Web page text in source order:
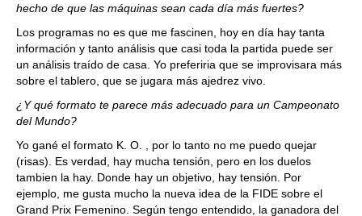
hecho de que las máquinas sean cada día más fuertes?
Los programas no es que me fascinen, hoy en día hay tanta
información y tanto análisis que casi toda la partida puede ser
un análisis traído de casa. Yo preferiria que se improvisara más
sobre el tablero, que se jugara más ajedrez vivo.
¿Y qué formato te parece más adecuado para un Campeonato
del Mundo?
Yo gané el formato K. O. , por lo tanto no me puedo quejar
(risas). Es verdad, hay mucha tensión, pero en los duelos
tambien la hay. Donde hay un objetivo, hay tensión. Por
ejemplo, me gusta mucho la nueva idea de la FIDE sobre el
Grand Prix Femenino. Según tengo entendido, la ganadora del